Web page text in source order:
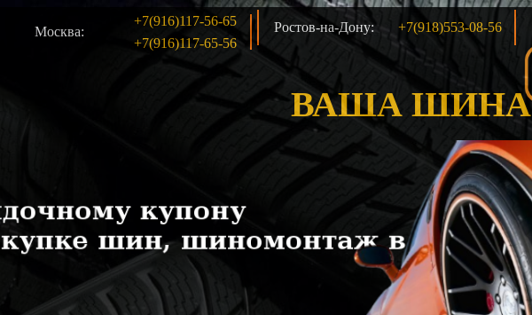
Москва:
+7(916)117-56-65
+7(916)117-65-56
Ростов-на-Дону: +7(918)553-08-56
ВАША ШИНА